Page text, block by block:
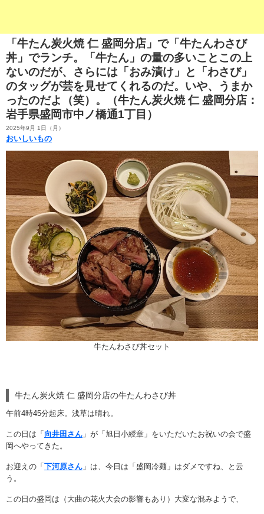
「牛たん炭火焼 仁 盛岡分店」で「牛たんわさび
丼」でランチ。「牛たん」の量の多いことこの上
ないのだが、さらには「おみ漬け」と「わさび」
のタッグが芸を見せてくれるのだ。いや、うまか
ったのだよ（笑）。（牛たん炭火焼 仁 盛岡分店：
岩手県盛岡市中ノ橋通1丁目）
2025年9月 1日（月）
おいしいもの
牛たんわさび丼セット
牛たん炭火焼 仁 盛岡分店の牛たんわさび丼
午前4時45分起床。浅草は晴れ。
この日は「 向井田さん 」が「旭日小綬章」をいただいたお祝いの会で盛
岡へやってきた。
お迎えの「 下河原さん 」は、今日は「盛岡冷麺」はダメですね、と云
う。
この日の盛岡は（大曲の花火大会の影響もあり）大変な混みようで、